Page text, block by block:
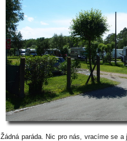
Žádná paráda. Nic pro nás, vracíme se